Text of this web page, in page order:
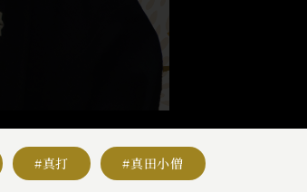
#真打 #真田小僧